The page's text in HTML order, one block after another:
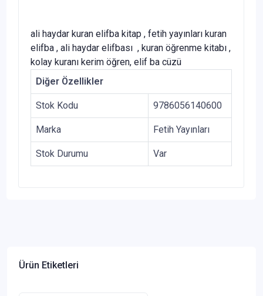
ali haydar kuran elifba kitap , fetih yayınları kuran
elifba , ali haydar elifbası , kuran öğrenme kitabı ,
kolay kuranı kerim öğren, elif ba cüzü
Diğer Özellikler
Stok Kodu 9786056140600
Marka Fetih Yayınları
Stok Durumu Var
Ürün Etiketleri